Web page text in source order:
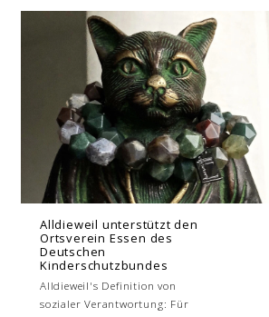
Alldieweil unterstützt den
Ortsverein Essen des
Deutschen
Kinderschutzbundes
Alldieweil's Definition von
sozialer Verantwortung: Für